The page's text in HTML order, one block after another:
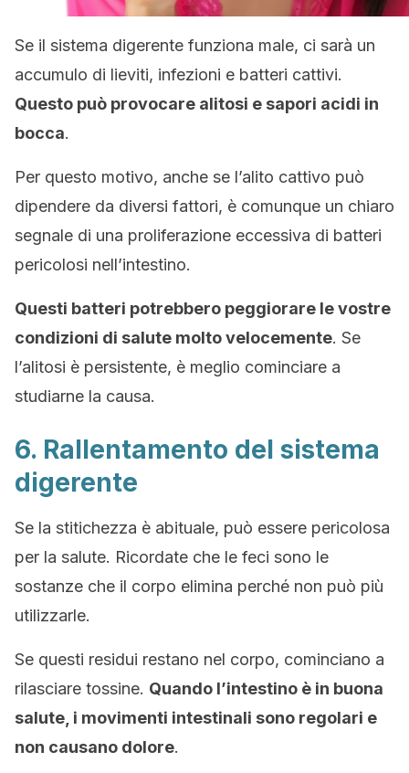
Se il sistema digerente funziona male, ci sarà un
accumulo di lieviti, infezioni e batteri cattivi.
Questo può provocare alitosi e sapori acidi in
bocca.
Per questo motivo, anche se l’alito cattivo può
dipendere da diversi fattori, è comunque un chiaro
segnale di una proliferazione eccessiva di batteri
pericolosi nell’intestino.
Questi batteri potrebbero peggiorare le vostre
condizioni di salute molto velocemente. Se
l’alitosi è persistente, è meglio cominciare a
studiarne la causa.
6. Rallentamento del sistema
digerente
Se la stitichezza è abituale, può essere pericolosa
per la salute. Ricordate che le feci sono le
sostanze che il corpo elimina perché non può più
utilizzarle.
Se questi residui restano nel corpo, cominciano a
rilasciare tossine. Quando l’intestino è in buona
salute, i movimenti intestinali sono regolari e
non causano dolore.